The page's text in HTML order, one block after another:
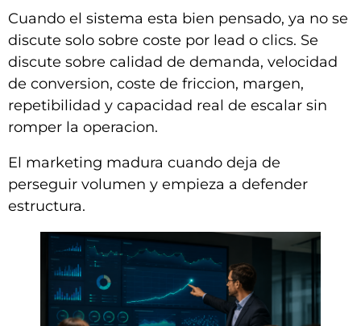
Cuando el sistema esta bien pensado, ya no se
discute solo sobre coste por lead o clics. Se
discute sobre calidad de demanda, velocidad
de conversion, coste de friccion, margen,
repetibilidad y capacidad real de escalar sin
romper la operacion.
El marketing madura cuando deja de
perseguir volumen y empieza a defender
estructura.